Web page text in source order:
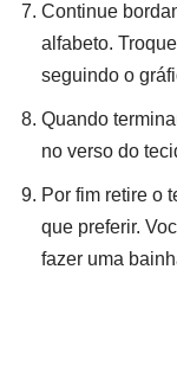
Continue
alfabeto.
seguindo o
Quando
no verso do
Por fim retire o
que preferir.
fazer uma